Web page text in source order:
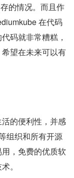
的情况。而且作
在代码
码就非常糟糕，
望在未来可以有
的便利性，并感
组织和所有开源
，免费的优质软
。